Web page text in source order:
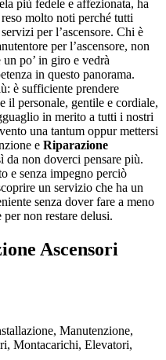
più fedele e affezionata, ha
molto noti perché tutti
per l’ascensore. Chi è
per l’ascensore, non
po’ in giro e vedrà
in questo panorama.
è sufficiente prendere
personale, gentile e cordiale,
in merito a tutti i nostri
una tantum oppur mettersi
e Riparazione
da non doverci pensare più.
e senza impegno perciò
un servizio che ha un
senza dover fare a meno
non restare delusi.
Ascensori
Manutenzione,
Montacarichi, Elevatori,